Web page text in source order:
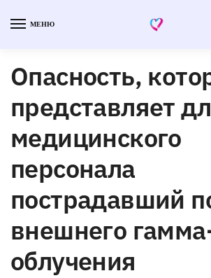
МЕНЮ
Опасность,
представляет
медицинского
персонала
пострадавший
внешнего
облучения